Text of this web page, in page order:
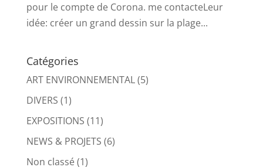
pour le compte de Corona. me contacteLeur
idée: créer un grand dessin sur la plage...
Catégories
ART ENVIRONNEMENTAL(5)
DIVERS (1)
EXPOSITIONS (11)
NEWS & PROJETS (6)
Non classé(1)